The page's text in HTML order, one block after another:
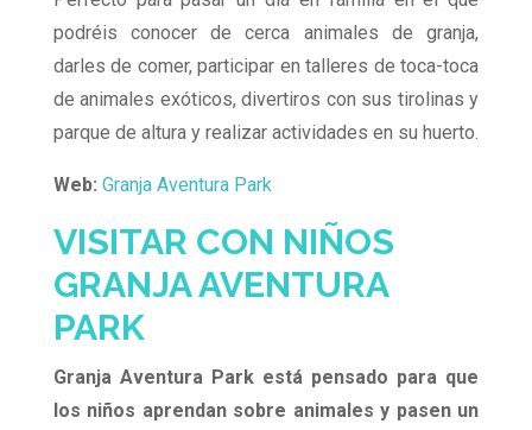
podréis conocer de cerca animales de granja,
darles de comer, participar en talleres de toca-toca
de animales exóticos, divertiros con sus tirolinas y
parque de altura y realizar actividades en su huerto.
Web: Granja Aventura Park
VISITAR CON NIÑOS
GRANJA AVENTURA
PARK
Granja Aventura Park está pensado para que
los niños aprendan sobre animales y pasen un